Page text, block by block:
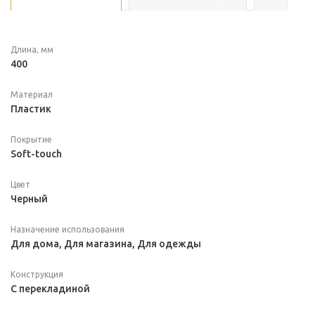
Длина, мм
400
Материал
Пластик
Покрытие
Soft-touch
Цвет
Черный
Назначение использования
Для дома, Для магазина, Для одежды
Конструкция
С перекладиной